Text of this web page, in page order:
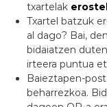
txartelak
Txartel batzuk
al dago? Bai,
bidaiatzen
irteera puntua
Baieztapen-
beharrezkoa.